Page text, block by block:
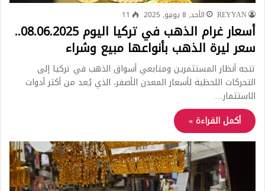
REYYAN الأحد, 8 يونيو, 2025 11
أسعار غرام الذهب في تركيا اليوم 08.06.2025..
سعر ليرة الذهب بأنواعها مبيع وشراء
تتجه أنظار المستثمرين ومتابعي أسواق الذهب في تركيا إلى
التحركات اللحظية لأسعار المعدن الأصفر، الذي يُعد من أكثر أدوات
الاستثمار…
أكمل القراءة »